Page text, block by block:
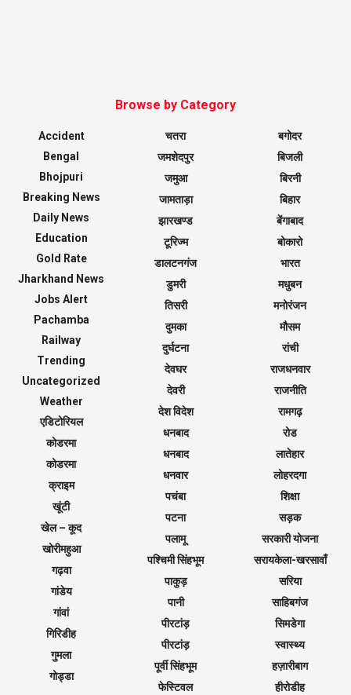
Browse by Category
Accident
Bengal
Bhojpuri
Breaking News
Daily News
Education
Gold Rate
Jharkhand News
Jobs Alert
Pachamba
Railway
Trending
Uncategorized
Weather
एडिटोरियल
कोडरमा
कोडरमा
क्राइम
खूंटी
खेल – कूद
खोरीमहुआ
गढ़वा
गांडेय
गांवां
गिरिडीह
गुमला
गोड्डा
चतरा
जमशेदपुर
जमुआ
जामताड़ा
झारखण्ड
टूरिज्म
डालटनगंज
डुमरी
तिसरी
दुमका
दुर्घटना
देवघर
देवरी
देश विदेश
धनबाद
धनबाद
धनवार
पचंबा
पटना
पलामू
पश्चिमी सिंहभूम
पाकुड़
पानी
पीरटांड़
पीरटांड़
पूर्वी सिंहभूम
फेस्टिवल
बगोदर
बिजली
बिरनी
बिहार
बेंगाबाद
बोकारो
भारत
मधुबन
मनोरंजन
मौसम
रांची
राजधनवार
राजनीति
रामगढ़
रोड
लातेहार
लोहरदगा
शिक्षा
सड़क
सरकारी योजना
सरायकेला-खरसावाँ
सरिया
साहिबगंज
सिमडेगा
स्वास्थ्य
हज़ारीबाग
हीरोडीह